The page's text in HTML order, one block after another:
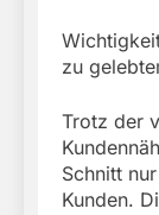
zu
Trotz der
Schnitt
Kunden.